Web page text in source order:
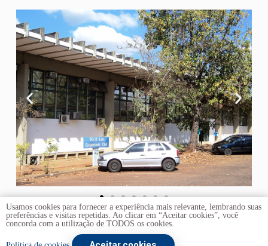
Usamos cookies para fornecer a experiência mais relevante, lembrando suas
preferências e visitas repetidas. Ao clicar em “Aceitar cookies”, você
concorda com a utilização de TODOS os cookies.